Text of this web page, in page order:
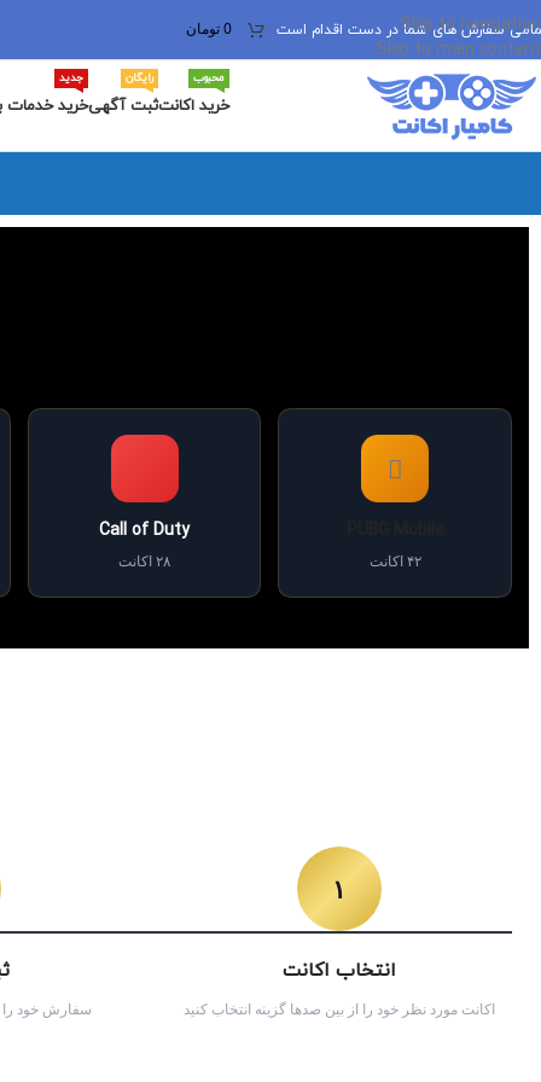
Skip to navigation
Skip to main content
سفارش های شما در دست اقدام است 0تومان
خرید اکانت
محبوب
ثبت آگهی
رایگان
خرید خدمات
جدید
۴۲ اکانت
Call of Duty
۲۸ اکانت
۱
انتخاب اکانت
اکانت مورد نظر خود را از بین صدها گزینه انتخاب کنید سفارش خود را